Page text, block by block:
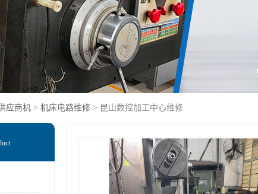
应商机 > 机床电路维修 > 昆山数控加工中心维修